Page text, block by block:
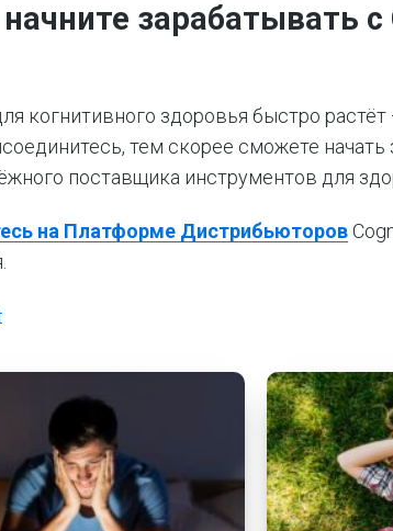
зарабатывать
когнитивного здоровья быстро
тем скорее сможете начать
поставщика инструментов для
на Платформе Дистрибьюторов